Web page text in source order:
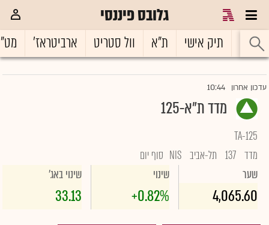
גלובס פיננסי
ראשי תיק אישי ת"א וול סטריט ארביטראז'
עדכון אחרון 10:44
מדד ת"א-125
TA-125
מדד 137 תל-אביב NIS סוף יום
שער
4,065.60
שינוי
+0.82%
שינוי באג'
33.13